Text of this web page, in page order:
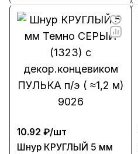
10.92 ₽/шт
Шнур КРУГЛЫЙ 5 мм